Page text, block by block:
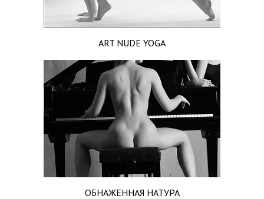
ART NUDE YOGA
ОБНАЖЕННАЯ НАТУРА